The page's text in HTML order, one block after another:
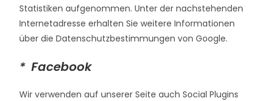
Statistiken aufgenommen. Unter der nachstehenden
Internetadresse erhalten Sie weitere Informationen
über die Datenschutzbestimmungen von Google.
* Facebook
Wir verwenden auf unserer Seite auch Social Plugins